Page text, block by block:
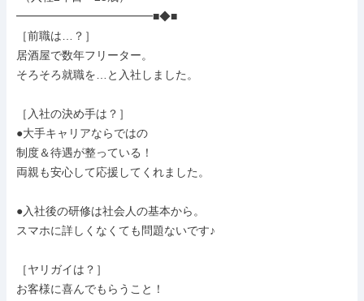
━━━━━━━━━━━━■◆■
［前職は…？］
居酒屋で数年フリーター。
そろそろ就職を…と入社しました。
［入社の決め手は？］
●大手キャリアならではの
制度＆待遇が整っている！
両親も安心して応援してくれました。
●入社後の研修は社会人の基本から。
スマホに詳しくなくても問題ないです♪
［ヤリガイは？］
お客様に喜んでもらうこと！